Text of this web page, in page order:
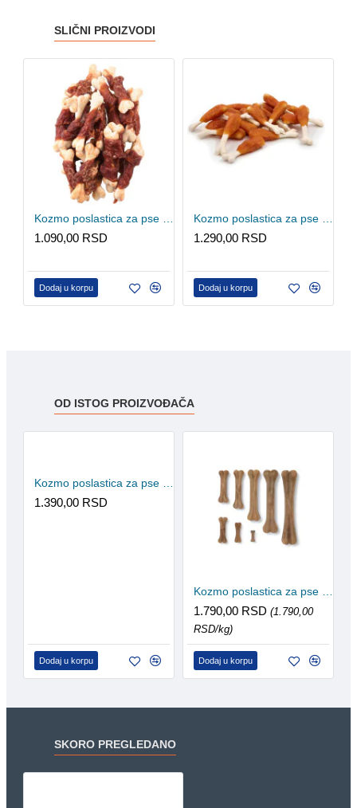
SLIČNI PROIZVODI
Kozmo poslastica za pse - Kost od kalcijuma sa pačetinom 500g
1.090,00 RSD
Dodaj u korpu
Kozmo poslastica za pse - Pileći batak 500g
1.290,00 RSD
Dodaj u korpu
OD ISTOG PROIZVOĐAČA
Kozmo poslastica za pse - Jagnjeća rebra 500g
1.390,00 RSD
Dodaj u korpu
Kozmo poslastica za pse - Koska presovana 10cm/40g 25kom
1.790,00 RSD (1.790,00
RSD/kg)
Dodaj u korpu
SKORO PREGLEDANO